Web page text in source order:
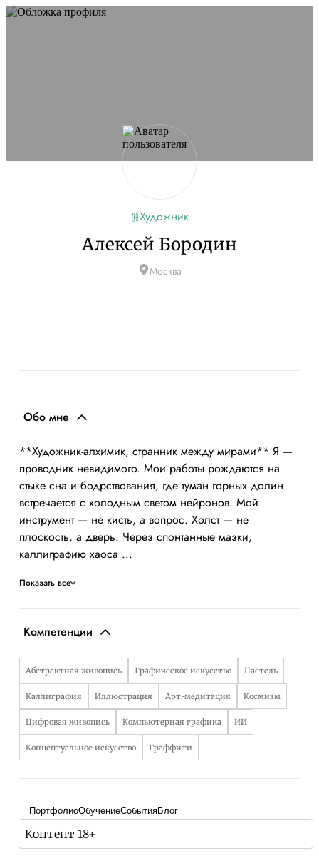
Художник
Алексей Бородин
Москва
Обо мне
**Художник-алхимик, странник между мирами** Я —
проводник невидимого. Мои работы рождаются на
стыке сна и бодрствования, где туман горных долин
встречается с холодным светом нейронов. Мой
инструмент — не кисть, а вопрос. Холст — не
плоскость, а дверь. Через спонтанные мазки,
каллиграфию хаоса ...
Показать все
Компетенции
Абстрактная живопись Графическое искусство Пастель
Каллиграфия Иллюстрация Арт-медитация Космизм
Цифровая живопись Компьютерная графика ИИ
Концептуальное искусство Граффити
ПортфолиоОбучениеСобытияБлог
Контент 18+